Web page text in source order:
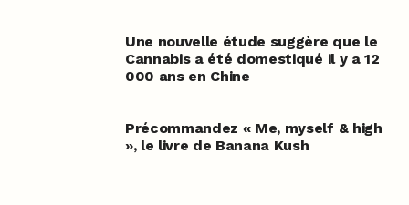
Une nouvelle étude suggère que le
Cannabis a été domestiqué il y a 12
000 ans en Chine
Précommandez « Me, myself & high
», le livre de Banana Kush